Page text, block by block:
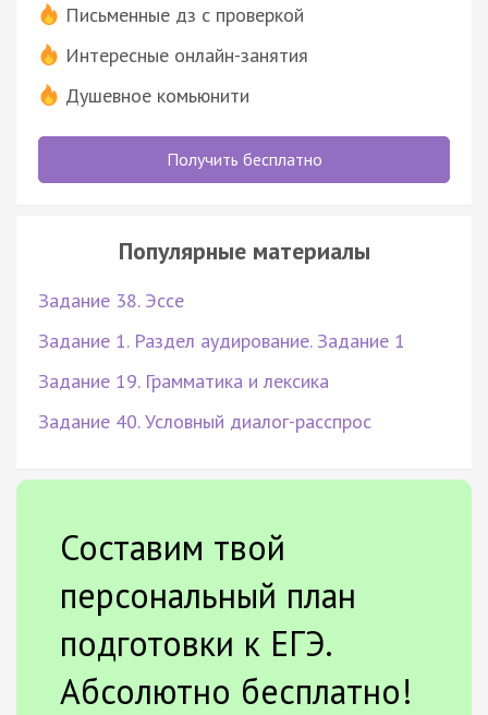
Письменные дз с проверкой
Интересные онлайн-занятия
Душевное комьюнити
Получить бесплатно
Популярные материалы
Задание 38. Эссе
Задание 1. Раздел аудирование. Задание 1
Задание 19. Грамматика и лексика
Задание 40. Условный диалог-расспрос
Составим твой
персональный план
подготовки к ЕГЭ.
Абсолютно бесплатно!